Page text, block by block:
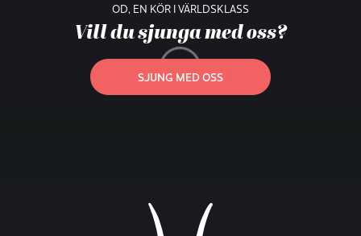
OD, EN KÖR I VÄRLDSKLASS
Vill du sjunga med oss?
SJUNG MED OSS